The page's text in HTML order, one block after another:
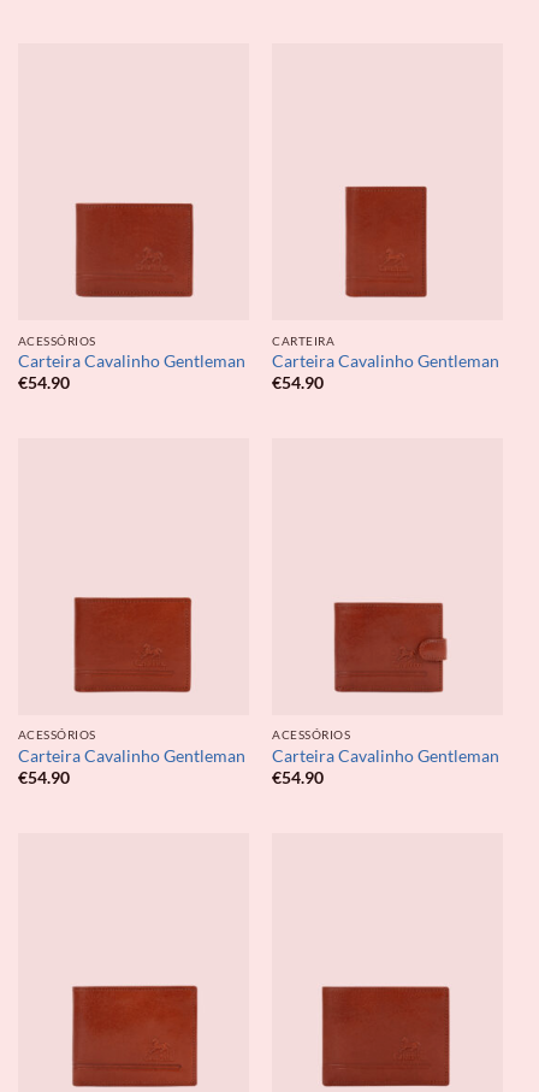
ACESSÓRIOS
Carteira Cavalinho Gentleman
€54.90
CARTEIRA
Carteira Cavalinho Gentleman
€54.90
ACESSÓRIOS
Carteira Cavalinho Gentleman
€54.90
ACESSÓRIOS
Carteira Cavalinho Gentleman
€54.90